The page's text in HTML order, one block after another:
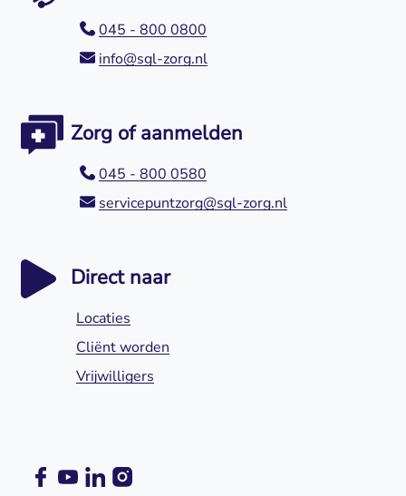
045 - 800 0800
info@sgl-zorg.nl
Zorg of aanmelden
045 - 800 0580
servicepuntzorg@sgl-zorg.nl
Direct naar
Locaties
Cliënt worden
Vrijwilligers